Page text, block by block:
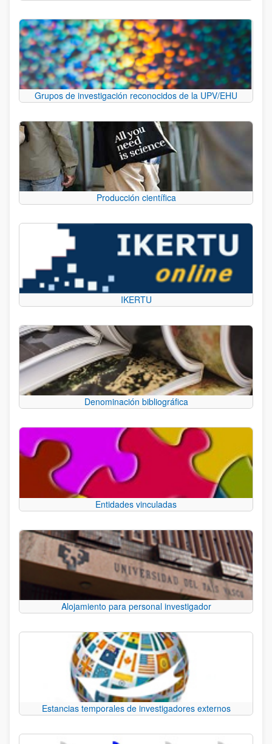
Grupos de investigación reconocidos de la UPV/EHU
Producción científica
IKERTU
Denominación bibliográfica
Entidades vinculadas
Alojamiento para personal investigador
Estancias temporales de investigadores externos